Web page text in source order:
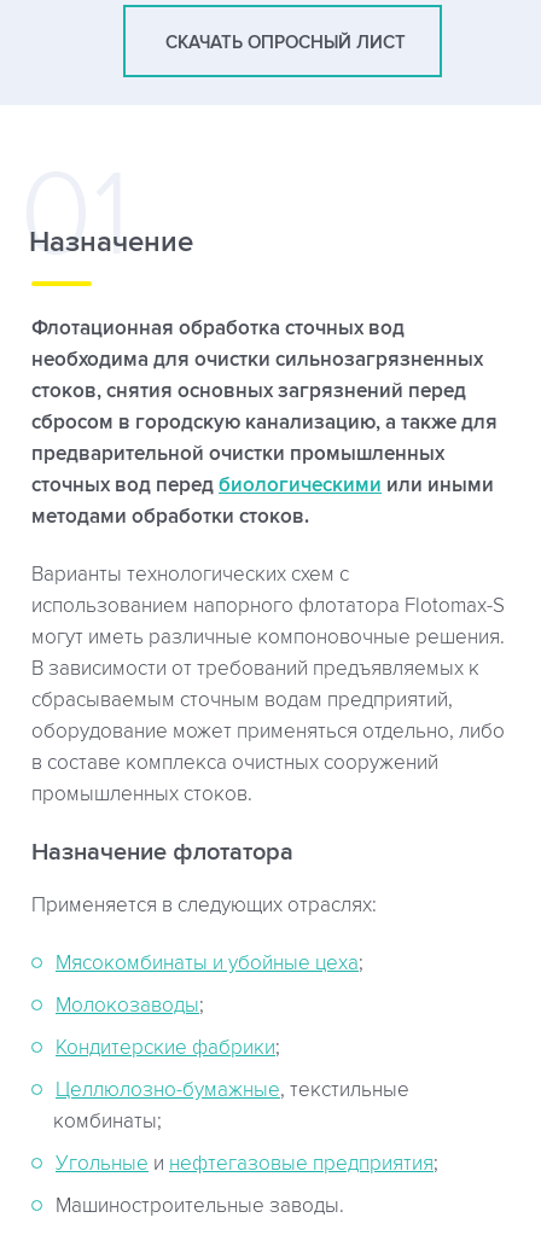
СКАЧАТЬ ОПРОСНЫЙ ЛИСТ
Назначение
Флотационная обработка сточных вод
необходима для очистки сильнозагрязненных
стоков, снятия основных загрязнений перед
сбросом в городскую канализацию, а также для
предварительной очистки промышленных
сточных вод перед биологическими или иными
методами обработки стоков.
Варианты технологических схем с
использованием напорного флотатора Flotomax-S
могут иметь различные компоновочные решения.
В зависимости от требований предъявляемых к
сбрасываемым сточным водам предприятий,
оборудование может применяться отдельно, либо
в составе комплекса очистных сооружений
промышленных стоков.
Назначение флотатора
Применяется в следующих отраслях:
Мясокомбинаты и убойные цеха;
Молокозаводы;
Кондитерские фабрики;
Целлюлозно-бумажные, текстильные
комбинаты;
Угольные и нефтегазовые предприятия;
Машиностроительные заводы.